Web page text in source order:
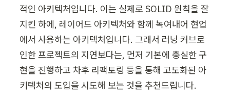
적인 아키텍처입니다. 이는 실제로 SOLID 원칙을 잘
지킨 하에, 레이어드 아키텍처와 함께 녹여내어 현업
에서 사용하는 아키텍처입니다. 그래서 러닝 커브로
인한 프로젝트의 지연보다는, 먼저 기본에 충실한 구
현을 진행하고 차후 리팩토링 등을 통해 고도화된 아
키텍처의 도입을 시도해 보는 것을 추천드립니다.